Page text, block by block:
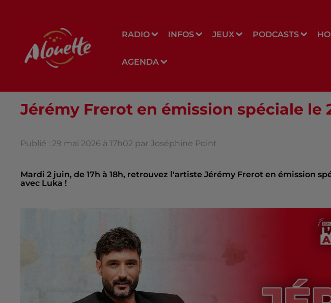
RADIO INFOS JEUX PODCASTS
AGENDA
Jérémy Frerot en émission spéciale le
Publié : 29 mai 2026 à 17h02 par Joséphine Point
Mardi 2 juin, de 17h à 18h, retrouvez l'artiste Jérémy Frerot en émission
avec Luka !